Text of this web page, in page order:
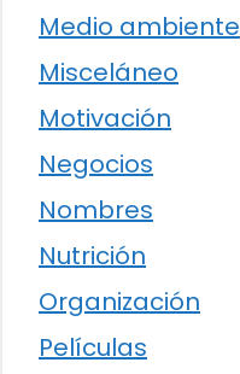
Medio ambiente
Misceláneo
Motivación
Negocios
Nombres
Nutrición
Organización
Películas